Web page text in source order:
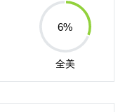
6%
全美